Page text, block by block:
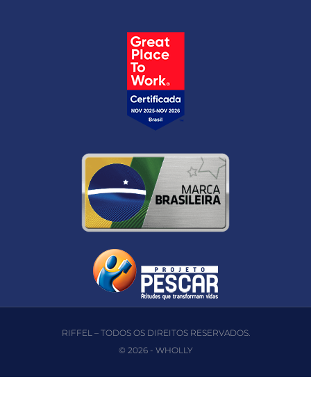
RIFFEL – TODOS OS DIREITOS RESERVADOS.
© 2026 - WHOLLY